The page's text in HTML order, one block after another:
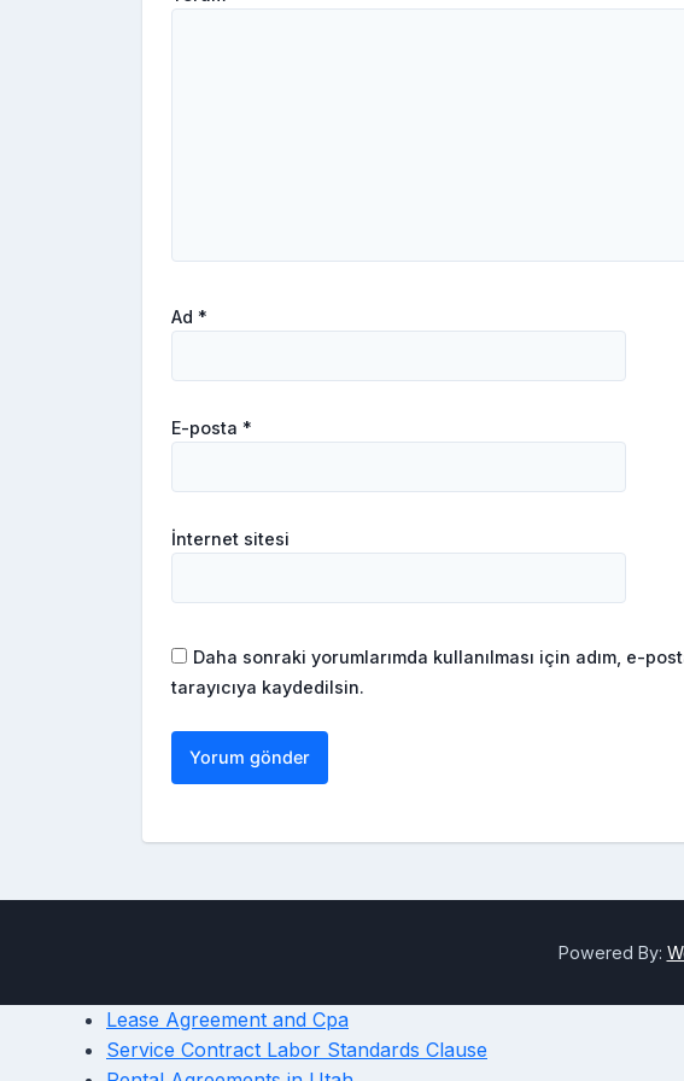
Ad *
E-posta *
İnternet sitesi
Daha sonraki yorumlarımda kullanılması için adım, e-
tarayıcıya kaydedilsin.
Powered By:
Lease Agreement and Cpa
Service Contract Labor Standards Clause